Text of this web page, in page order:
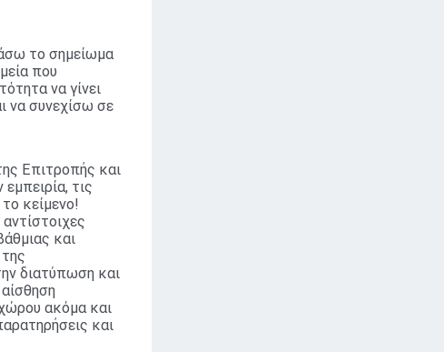
το σημείωμα
που
να γίνει
να συνεχίσω σε
Επιτροπής και
τις
κείμενο!
και
διατύπωση και
ακόμα και
και